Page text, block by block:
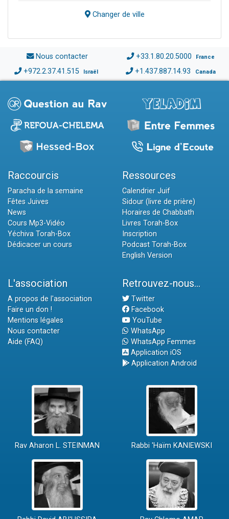
Changer de ville
Nous contacter +33.1.80.20.5000 France
+972.2.37.41.515 Israël +1.437.887.14.93 Canada
Raccourcis
Paracha de la semaine
Fêtes Juives
News
Cours Mp3-Vidéo
Yéchiva Torah-Box
Dédicacer un cours
Ressources
Calendrier Juif
Sidour (livre de prière)
Horaires de Chabbath
Livres Torah-Box
Inscription
Podcast Torah-Box
English Version
L'association
A propos de l'association
Faire un don !
Mentions légales
Nous contacter
Aide (FAQ)
Retrouvez-nous...
Twitter
Facebook
YouTube
WhatsApp
WhatsApp Femmes
Application iOS
Application Android
Rav Aharon L. STEINMAN Rabbi 'Haïm KANIEWSKI